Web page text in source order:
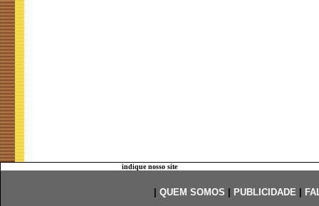
indique nosso site
QUEM SOMOS PUBLICIDADE|